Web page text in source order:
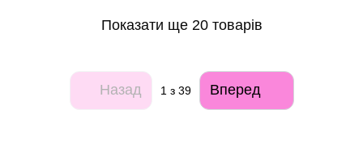
Показати ще 20 товарів
Назад 1 з 39 Вперед